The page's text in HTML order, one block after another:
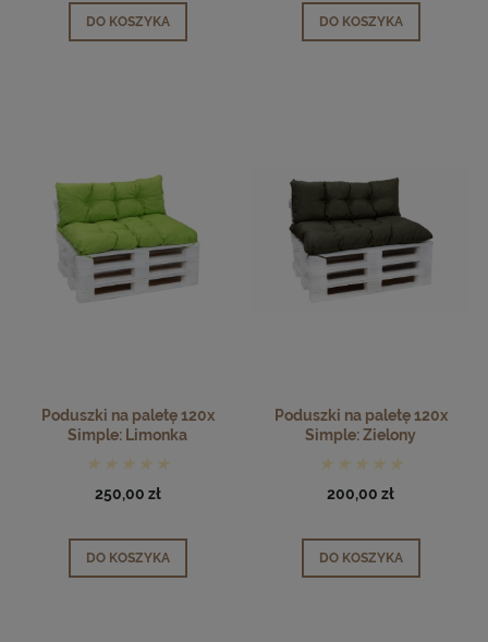
DO KOSZYKA DO KOSZYKA
Poduszki na paletę 120x
Simple: Limonka
250,00 zł
DO KOSZYKA
Poduszki na paletę 120x
Simple: Zielony
200,00 zł
DO KOSZYKA